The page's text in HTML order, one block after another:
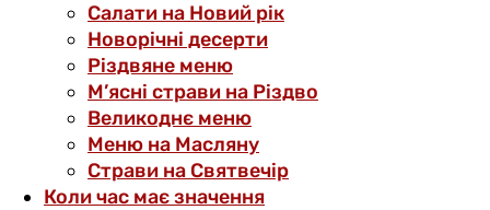
Салати на Новий рік
Новорічні десерти
Різдвяне меню
М’ясні страви на Різдво
Великоднє меню
Меню на Масляну
Страви на Святвечір
Коли час має значення